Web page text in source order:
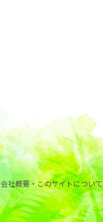
会社概要・このサイトについて